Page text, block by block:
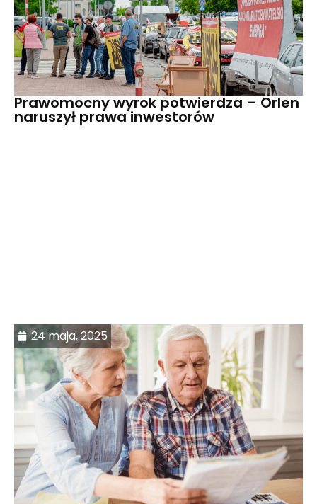
Prawomocny wyrok potwierdza – Orlen
naruszył prawa inwestorów
24 maja, 2025